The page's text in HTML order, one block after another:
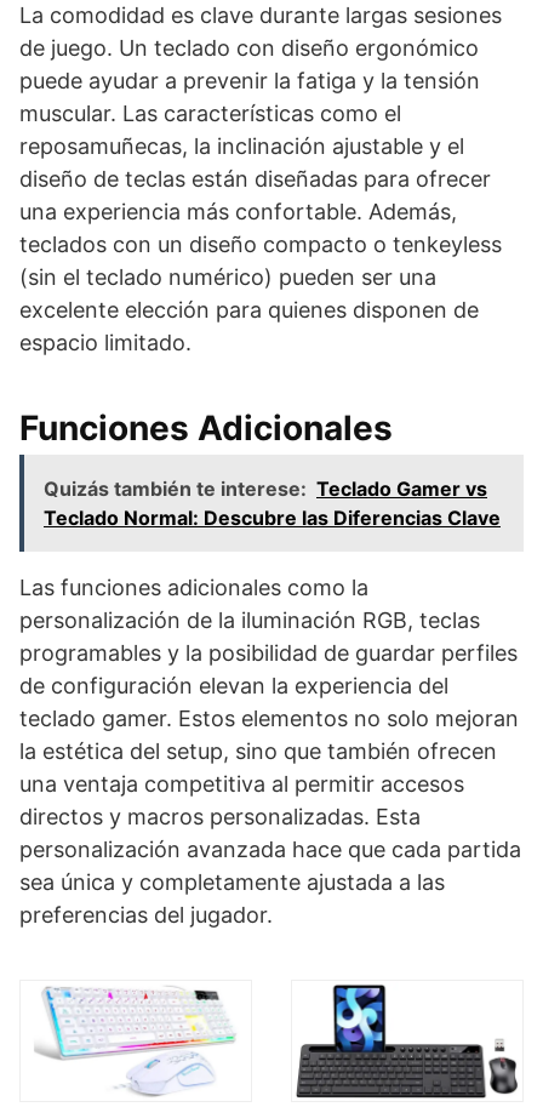
La comodidad es clave durante largas sesiones
de juego. Un teclado con diseño ergonómico
puede ayudar a prevenir la fatiga y la tensión
muscular. Las características como el
reposamuñecas, la inclinación ajustable y el
diseño de teclas están diseñadas para ofrecer
una experiencia más confortable. Además,
teclados con un diseño compacto o tenkeyless
(sin el teclado numérico) pueden ser una
excelente elección para quienes disponen de
espacio limitado.
Funciones Adicionales
Quizás también te interese: Teclado Gamer vs
Teclado Normal: Descubre las Diferencias Clave
Las funciones adicionales como la
personalización de la iluminación RGB, teclas
programables y la posibilidad de guardar perfiles
de configuración elevan la experiencia del
teclado gamer. Estos elementos no solo mejoran
la estética del setup, sino que también ofrecen
una ventaja competitiva al permitir accesos
directos y macros personalizadas. Esta
personalización avanzada hace que cada partida
sea única y completamente ajustada a las
preferencias del jugador.